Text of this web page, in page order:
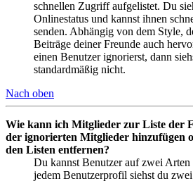
schnellen Zugriff aufgelistet. Du
Onlinestatus und kannst ihnen
senden. Abhängig von dem Style,
Beiträge deiner Freunde auch
einen Benutzer ignorierst, dann
standardmäßig nicht.
Nach oben
Wie kann ich Mitglieder zur Liste der
der ignorierten Mitglieder hinzufügen
den Listen entfernen?
Du kannst Benutzer auf zwei Arten
jedem Benutzerprofil siehst du